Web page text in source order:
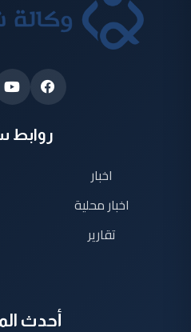
روابط
اخبار
اخبار محلية
تقارير
أحدث